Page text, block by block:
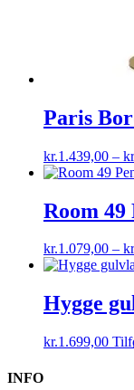
Paris
kr.1.439,00 –
Room 49
kr.1.079,00 –
Hygge
kr.1.699,00
INFO